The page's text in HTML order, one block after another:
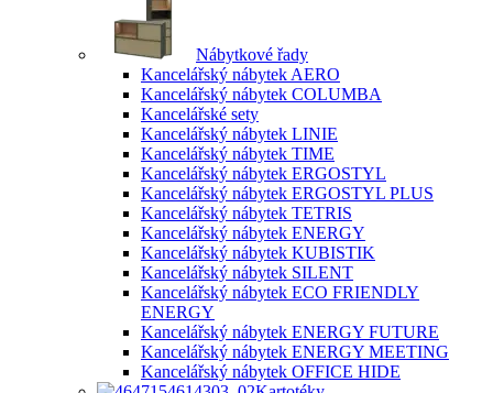
Nábytkové řady
Kancelářský nábytek AERO
Kancelářský nábytek COLUMBA
Kancelářské sety
Kancelářský nábytek LINIE
Kancelářský nábytek TIME
Kancelářský nábytek ERGOSTYL
Kancelářský nábytek ERGOSTYL PLUS
Kancelářský nábytek TETRIS
Kancelářský nábytek ENERGY
Kancelářský nábytek KUBISTIK
Kancelářský nábytek SILENT
Kancelářský nábytek ECO FRIENDLY
ENERGY
Kancelářský nábytek ENERGY FUTURE
Kancelářský nábytek ENERGY MEETING
Kancelářský nábytek OFFICE HIDE